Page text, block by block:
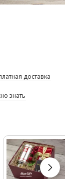
доставка
знать